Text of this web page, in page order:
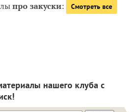
про закуски: Смотреть все
нашего клуба с